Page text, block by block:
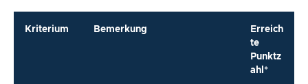
Kriterium Bemerkung
Erreich
te
Punktz
ahl*